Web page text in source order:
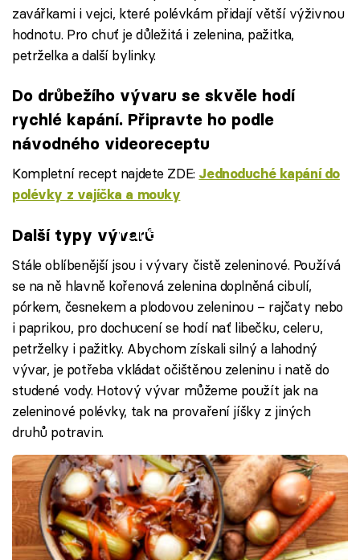
zavářkami i vejci, které polévkám přidají větší výživnou
hodnotu. Pro chuť je důležitá i zelenina, pažitka,
petrželka a další bylinky.
Do drůbežího vývaru se skvěle hodí
rychlé kapání. Připravte ho podle
návodného videoreceptu
Kompletní recept najdete ZDE: Jednoduché kapání do
polévky z vajíčka a mouky
Failed to fetch
Další typy vývarů
Stále oblíbenější jsou i vývary čistě zeleninové. Používá
se na ně hlavně kořenová zelenina doplněná cibulí,
pórkem, česnekem a plodovou zeleninou – rajčaty nebo
i paprikou, pro dochucení se hodí nať libečku, celeru,
petrželky i pažitky. Abychom získali silný a lahodný
vývar, je potřeba vkládat očištěnou zeleninu i natě do
studené vody. Hotový vývar můžeme použít jak na
zeleninové polévky, tak na provaření jíšky z jiných
druhů potravin.